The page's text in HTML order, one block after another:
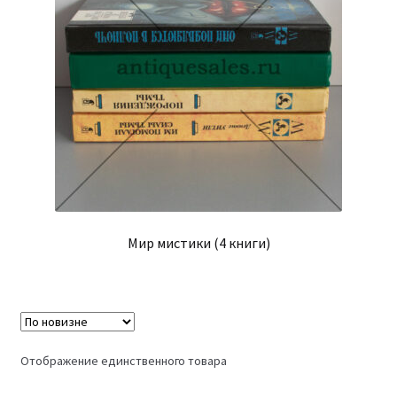
Мир мистики (4 книги)
Отображение единственного товара